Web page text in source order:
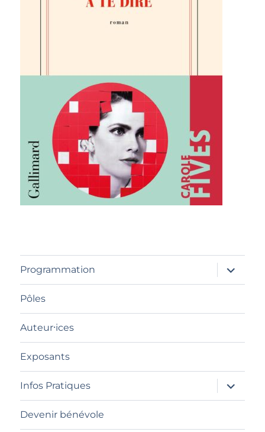
Programmation
ouvrir
le
sous-
Pôles
Auteur⸱ices
Exposants
Infos Pratiques
ouvrir
le
sous-
Devenir bénévole